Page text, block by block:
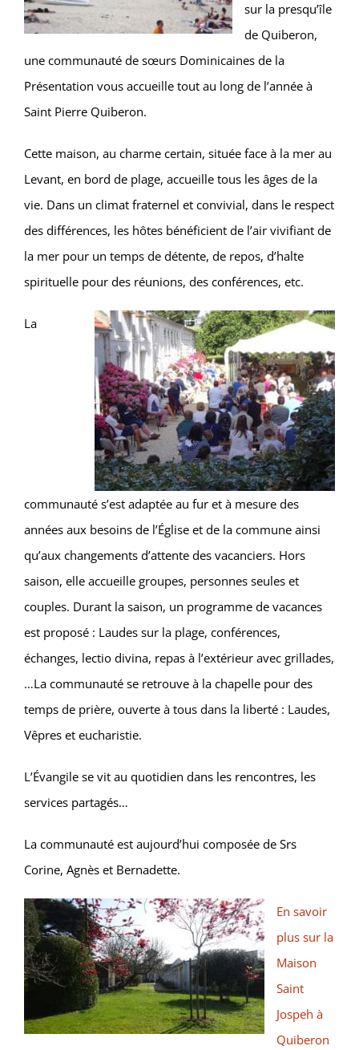
sur la presqu’île
de Quiberon,
une communauté de sœurs Dominicaines de la
Présentation vous accueille tout au long de l’année à
Saint Pierre Quiberon.
Cette maison, au charme certain, située face à la mer au
Levant, en bord de plage, accueille tous les âges de la
vie. Dans un climat fraternel et convivial, dans le respect
des différences, les hôtes bénéficient de l’air vivifiant de
la mer pour un temps de détente, de repos, d’halte
spirituelle pour des réunions, des conférences, etc.
La
communauté s’est adaptée au fur et à mesure des
années aux besoins de l’Église et de la commune ainsi
qu’aux changements d’attente des vacanciers. Hors
saison, elle accueille groupes, personnes seules et
couples. Durant la saison, un programme de vacances
est proposé : Laudes sur la plage, conférences,
échanges, lectio divina, repas à l’extérieur avec grillades,
…La communauté se retrouve à la chapelle pour des
temps de prière, ouverte à tous dans la liberté : Laudes,
Vêpres et eucharistie.
L’Évangile se vit au quotidien dans les rencontres, les
services partagés…
La communauté est aujourd’hui composée de Srs
Corine, Agnès et Bernadette.
En savoir
plus sur la
Maison
Saint
Jospeh à
Quiberon